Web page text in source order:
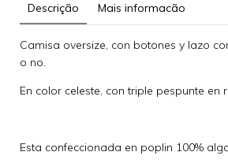
Descrição Mais informacão
Camisa oversize, con botones y lazo
o no.
En color celeste, con triple pespunte en
Esta confeccionada en poplin 100%